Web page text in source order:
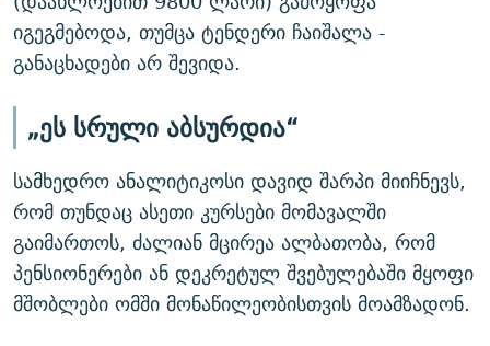
იგეგმებოდა, თუმცა ტენდერი ჩაიშალა -
განაცხადები არ შევიდა.
„ეს სრული აბსურდია“
სამხედრო ანალიტიკოსი დავიდ შარპი მიიჩნევს,
რომ თუნდაც ასეთი კურსები მომავალში
გაიმართოს, ძალიან მცირეა ალბათობა, რომ
პენსიონერები ან დეკრეტულ შვებულებაში მყოფი
მშობლები ომში მონაწილეობისთვის მოამზადონ.